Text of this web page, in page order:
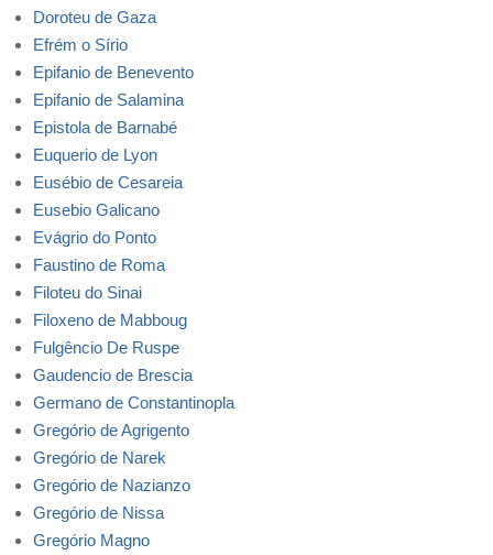
Doroteu de Gaza
Efrém o Sírio
Epifanio de Benevento
Epifanio de Salamina
Epistola de Barnabé
Euquerio de Lyon
Eusébio de Cesareia
Eusebio Galicano
Evágrio do Ponto
Faustino de Roma
Filoteu do Sinai
Filoxeno de Mabboug
Fulgêncio De Ruspe
Gaudencio de Brescia
Germano de Constantinopla
Gregório de Agrigento
Gregório de Narek
Gregório de Nazianzo
Gregório de Nissa
Gregório Magno